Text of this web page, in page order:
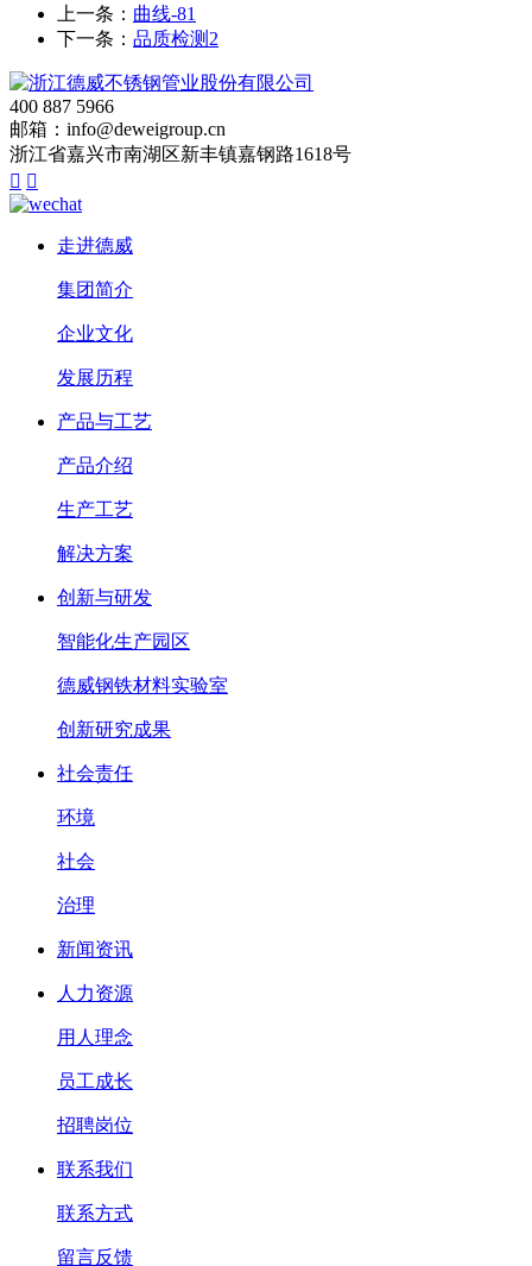
上一条： 曲线-81
下一条： 品质检测2
400 887 5966
邮箱：info@deweigroup.cn
浙江省嘉兴市南湖区新丰镇嘉钢路1618号
 
走进德威
集团简介
企业文化
发展历程
产品与工艺
产品介绍
生产工艺
解决方案
创新与研发
智能化生产园区
德威钢铁材料实验室
创新研究成果
社会责任
环境
社会
治理
新闻资讯
人力资源
用人理念
员工成长
招聘岗位
联系我们
联系方式
留言反馈